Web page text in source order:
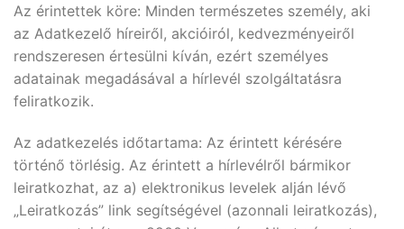
Az érintettek köre: Minden természetes személy, aki
az Adatkezelő híreiről, akcióiról, kedvezményeiről
rendszeresen értesülni kíván, ezért személyes
adatainak megadásával a hírlevél szolgáltatásra
feliratkozik.
Az adatkezelés időtartama: Az érintett kérésére
történő törlésig. Az érintett a hírlevélről bármikor
leiratkozhat, az a) elektronikus levelek alján lévő
„Leiratkozás” link segítségével (azonnali leiratkozás),